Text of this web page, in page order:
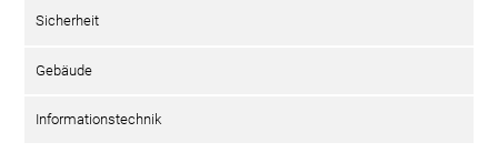
Sicherheit
Gebäude
Informationstechnik